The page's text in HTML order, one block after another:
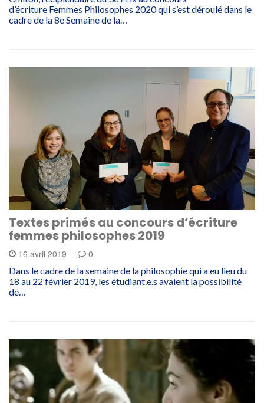
d’écriture Femmes Philosophes 2020 qui s’est déroulé dans le
cadre de la 8e Semaine de la…
Textes primés au concours d’écriture
femmes philosophes 2019
16 avril 2019 0
Dans le cadre de la semaine de la philosophie qui a eu lieu du
18 au 22 février 2019, les étudiant.e.s avaient la possibilité
de…